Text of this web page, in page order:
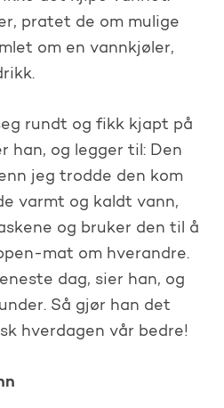
pratet de om mulige
om en vannkjøler,
rundt og fikk kjapt på
han, og legger til: Den
jeg trodde den kom
varmt og kaldt vann,
og bruker den til å
mat om hverandre.
dag, sier han, og
Så gjør han det
hverdagen vår bedre!